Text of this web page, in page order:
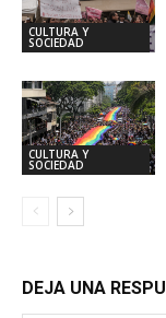
CULTURA Y
SOCIEDAD
CULTURA Y
SOCIEDAD
DEJA UNA